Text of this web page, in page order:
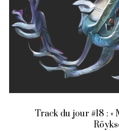
Track du jour #18 : «